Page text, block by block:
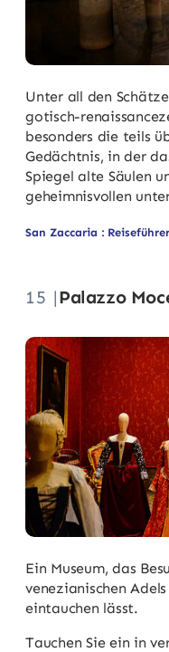
Unter all den
gotisch-
besonders die teils
Gedächtnis, in der
Spiegel alte Säulen
geheimnisvollen
San Zaccaria : Reiseführer
15 |Palazzo
Ein Museum, das
venezianischen
eintauchen lässt.
Tauchen Sie ein in